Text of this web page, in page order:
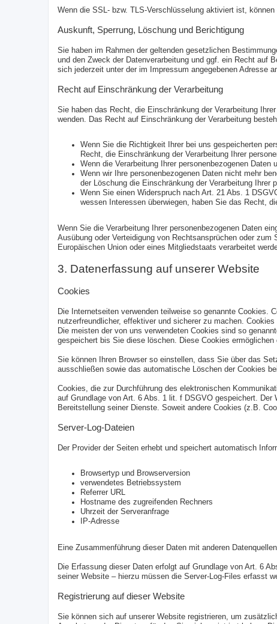
Wenn die SSL- bzw. TLS-Verschlüsselung aktiviert ist,
Auskunft, Sperrung, Löschung und Berichtigung
Sie haben im Rahmen der geltenden gesetzlichen
und den Zweck der Datenverarbeitung und ggf. ein Recht auf
sich jederzeit unter der im Impressum angegebenen Adresse
Recht auf Einschränkung der Verarbeitung
Sie haben das Recht, die Einschränkung der Verarbeitung
wenden. Das Recht auf Einschränkung der Verarbeitung
Wenn Sie die Richtigkeit Ihrer bei uns gespeicherten
Recht, die Einschränkung der Verarbeitung Ihrer
Wenn die Verarbeitung Ihrer personenbezogenen
Wenn wir Ihre personenbezogenen Daten nicht mehr
der Löschung die Einschränkung der Verarbeitung Ihrer
Wenn Sie einen Widerspruch nach Art. 21 Abs. 1
wessen Interessen überwiegen, haben Sie das Recht,
Wenn Sie die Verarbeitung Ihrer personenbezogenen Daten
Ausübung oder Verteidigung von Rechtsansprüchen oder
Europäischen Union oder eines Mitgliedstaats verarbeitet
3. Datenerfassung auf unserer Website
Cookies
Die Internetseiten verwenden teilweise so genannte Cookies.
nutzerfreundlicher, effektiver und sicherer zu machen.
Die meisten der von uns verwendeten Cookies sind so
gespeichert bis Sie diese löschen. Diese Cookies
Sie können Ihren Browser so einstellen, dass Sie über das
ausschließen sowie das automatische Löschen der Cookies
Cookies, die zur Durchführung des elektronischen
auf Grundlage von Art. 6 Abs. 1 lit. f DSGVO gespeichert.
Bereitstellung seiner Dienste. Soweit andere Cookies (z.B.
Server-Log-Dateien
Der Provider der Seiten erhebt und speichert automatisch
Browsertyp und Browserversion
verwendetes Betriebssystem
Referrer URL
Hostname des zugreifenden Rechners
Uhrzeit der Serveranfrage
IP-Adresse
Eine Zusammenführung dieser Daten mit anderen
Die Erfassung dieser Daten erfolgt auf Grundlage von Art. 6
seiner Website – hierzu müssen die Server-Log-Files erfasst
Registrierung auf dieser Website
Sie können sich auf unserer Website registrieren, um